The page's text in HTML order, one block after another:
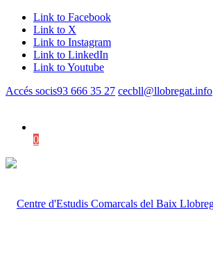
Link to Facebook
Link to X
Link to Instagram
Link to LinkedIn
Link to Youtube
Accés socis93 666 35 27 cecbll@llobregat.info
0